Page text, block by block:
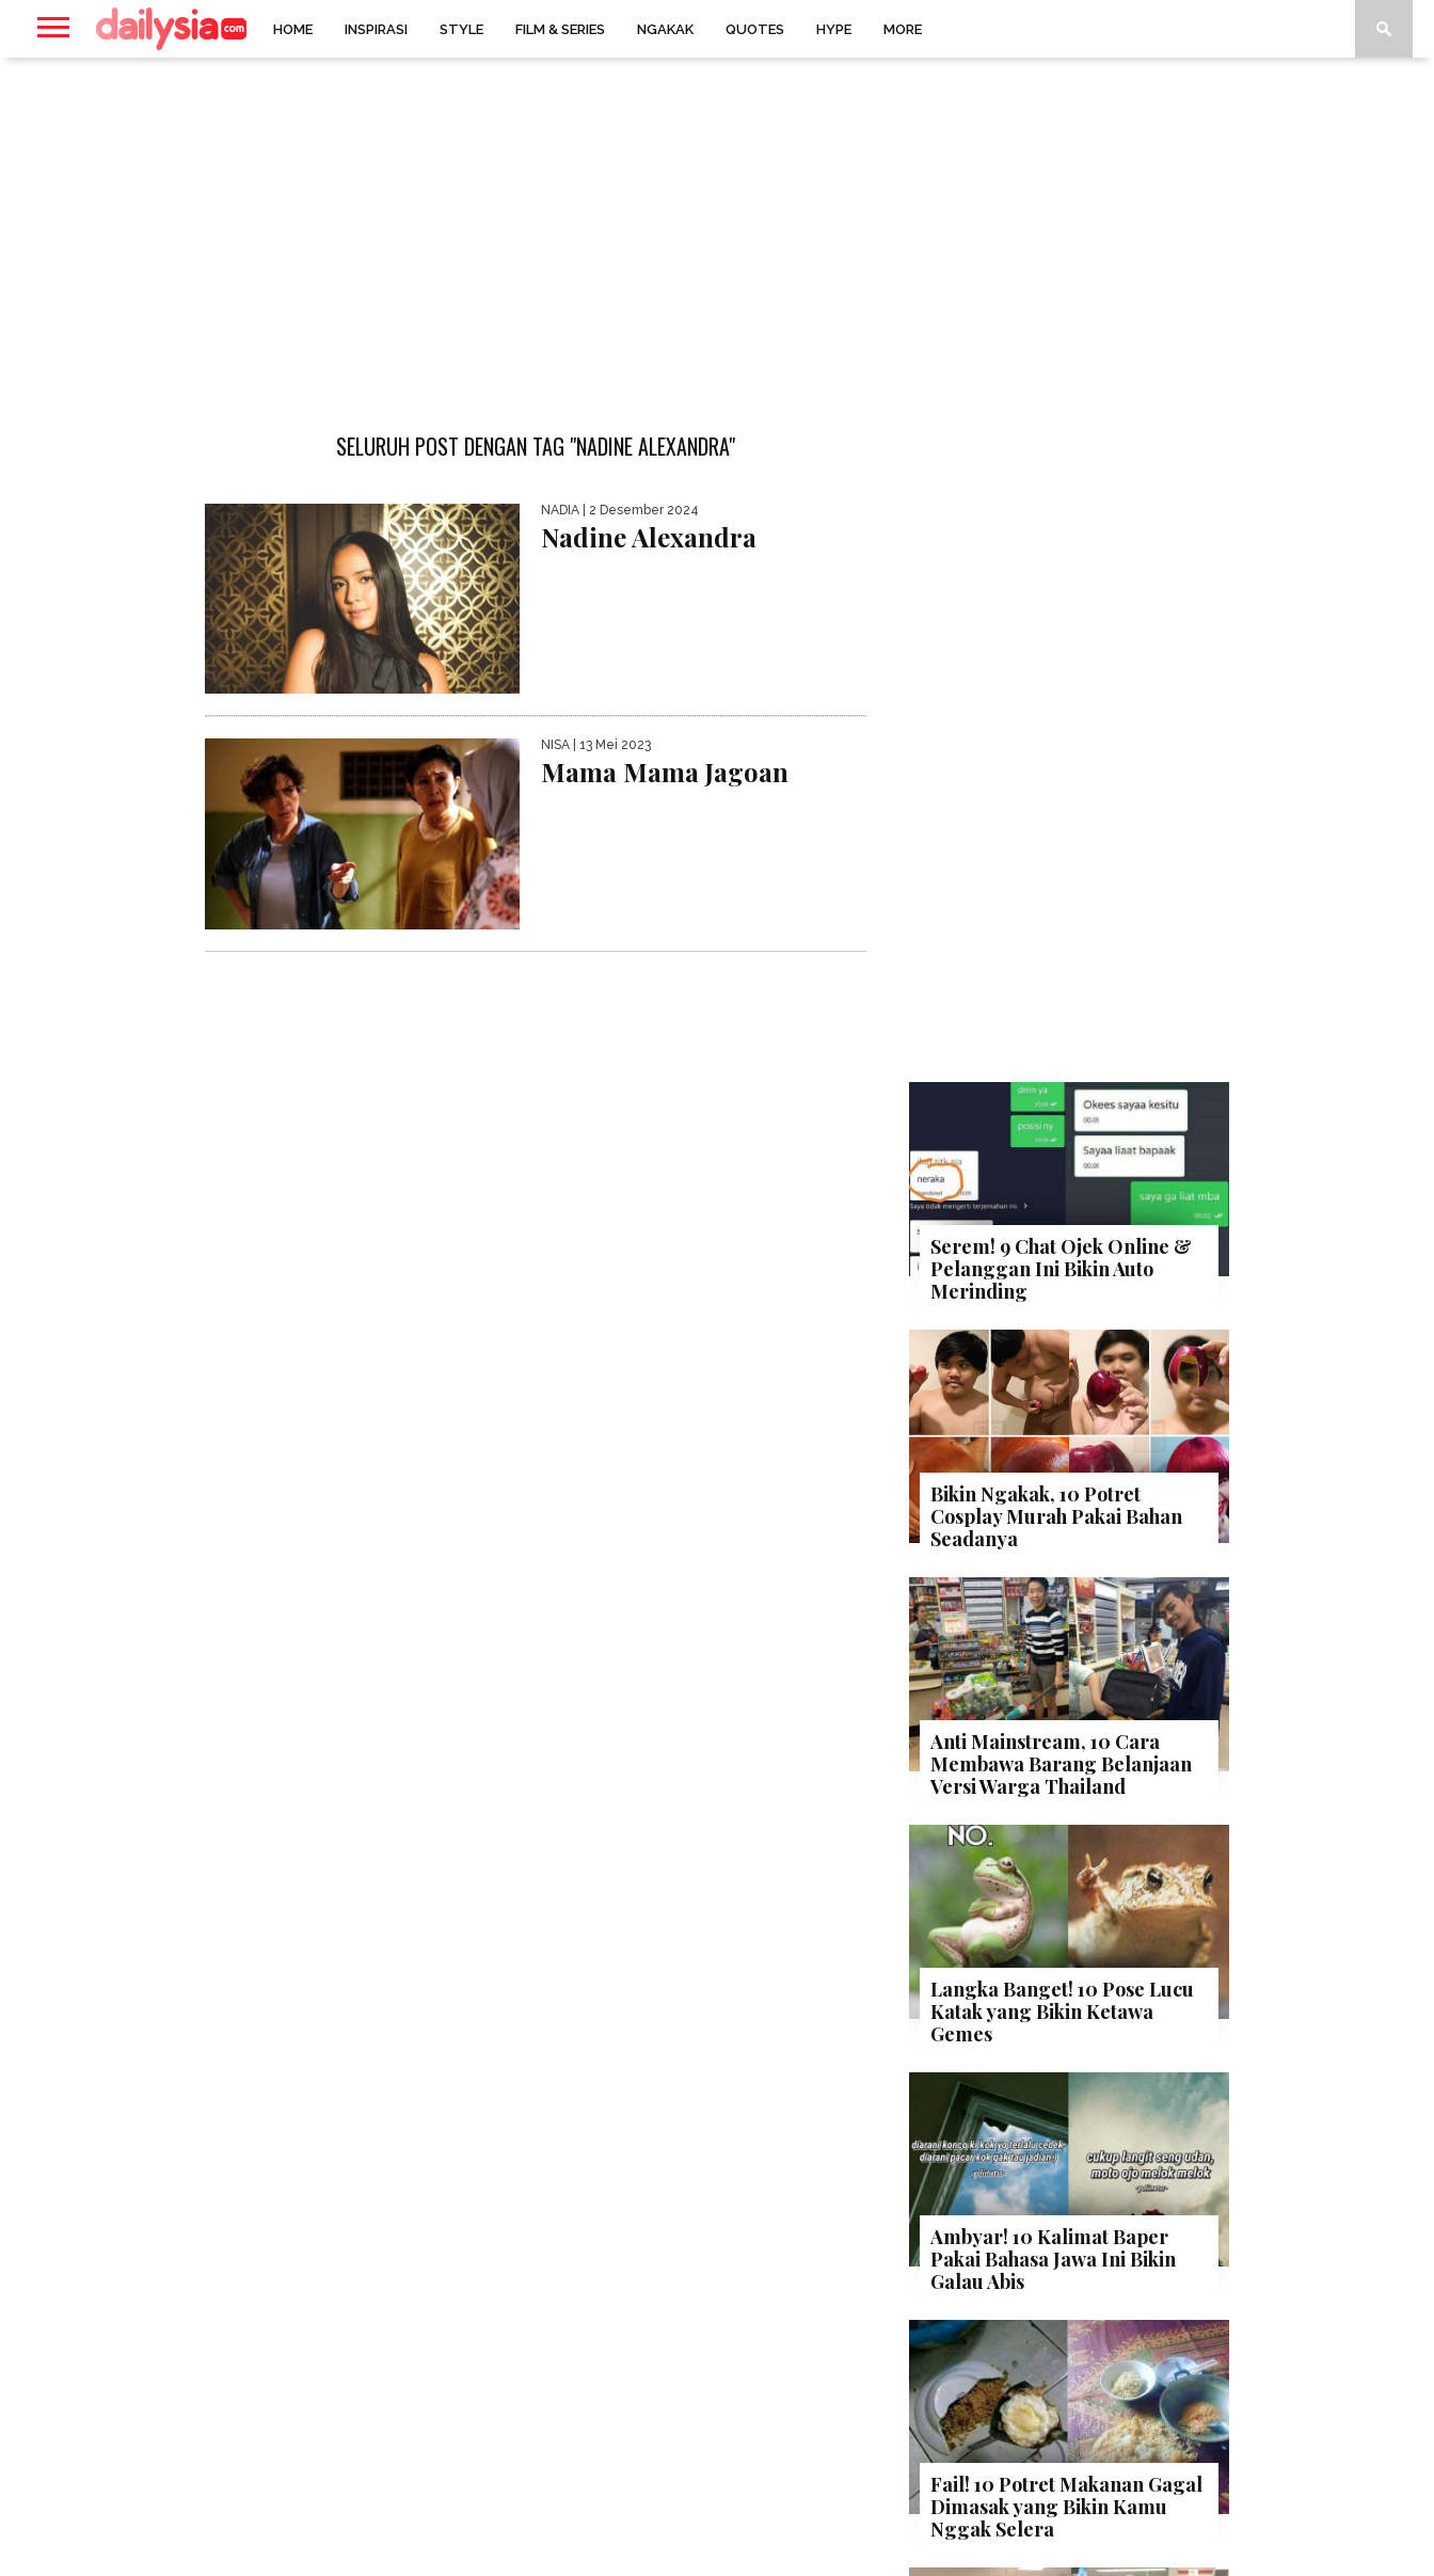
HOME INSPIRASI STYLE FILM & SERIES NGAKAK QUOTES HYPE MORE
SELURUH POST DENGAN TAG "NADINE ALEXANDRA"
NADIA | 2 Desember 2024
Nadine Alexandra
NISA | 13 Mei 2023
Mama Mama Jagoan
Serem! 9 Chat Ojek Online &
Pelanggan Ini Bikin Auto
Merinding
Bikin Ngakak, 10 Potret
Cosplay Murah Pakai Bahan
Seadanya
Anti Mainstream, 10 Cara
Membawa Barang Belanjaan
Versi Warga Thailand
Langka Banget! 10 Pose Lucu
Katak yang Bikin Ketawa
Gemes
Ambyar! 10 Kalimat Baper
Pakai Bahasa Jawa Ini Bikin
Galau Abis
Fail! 10 Potret Makanan Gagal
Dimasak yang Bikin Kamu
Nggak Selera